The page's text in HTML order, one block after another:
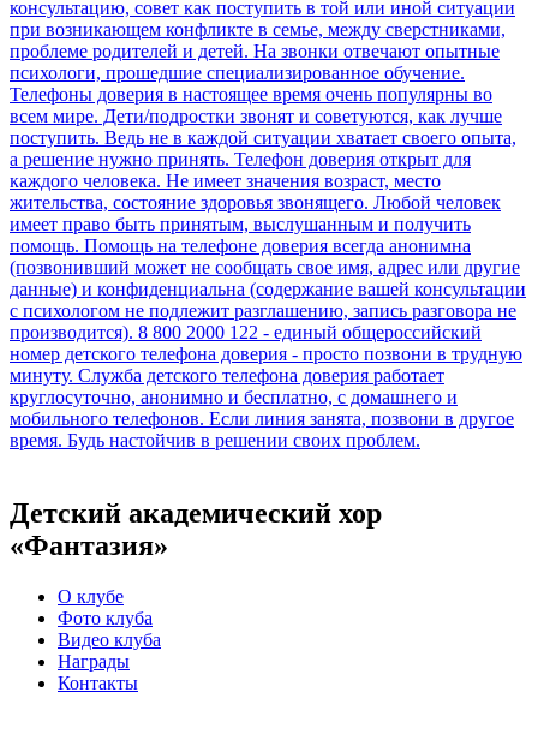
Детский академический хор
«Фантазия»
О клубе
Фото клуба
Видео клуба
Награды
Контакты